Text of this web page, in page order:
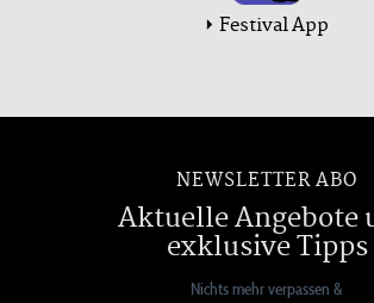
Festival App
NEWSLETTER ABO
Aktuelle Angebote
exklusive Tipps
Nichts mehr verpassen &